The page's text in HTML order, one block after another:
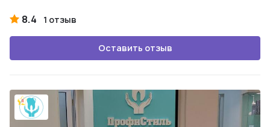
8.4 1 отзыв
Оставить отзыв